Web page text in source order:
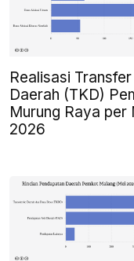
Realisasi
Daerah (TKD)
Murung Raya per
2026